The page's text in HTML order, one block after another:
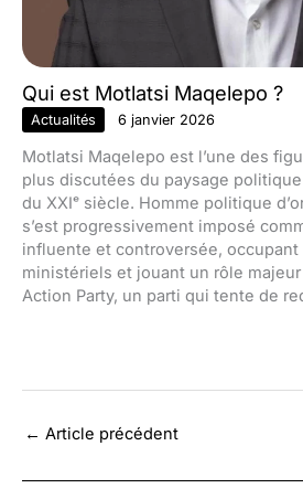
Qui est Motlatsi Maqelepo ?
Actualités 6 janvier 2026
Motlatsi Maqelepo est l’une des
plus discutées du paysage
du XXIᵉ siècle. Homme politique
s’est progressivement imposé
influente et controversée,
ministériels et jouant un rôle
Action Party, un parti qui tente de
← Article précédent